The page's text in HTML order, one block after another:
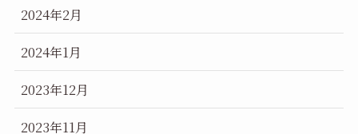
2024年2月
2024年1月
2023年12月
2023年11月